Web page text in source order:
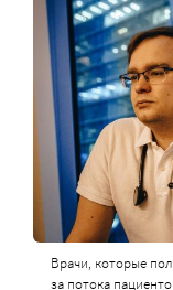
Врачи, которые
за потока